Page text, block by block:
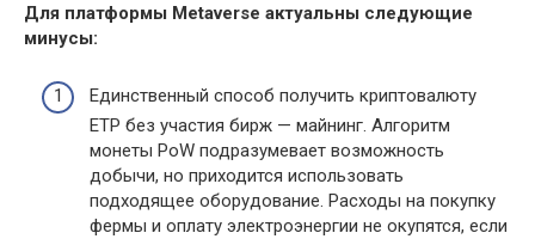
Для платформы Metaverse актуальны следующие
минусы:
Единственный способ получить криптовалюту
ETP без участия бирж — майнинг. Алгоритм
монеты PoW подразумевает возможность
добычи, но приходится использовать
подходящее оборудование. Расходы на покупку
фермы и оплату электроэнергии не окупятся, если